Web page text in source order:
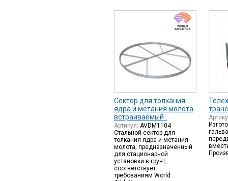
Сектор для толкания
ядра и метания молота
встраиваемый .
Артикул: AVDM1104
Стальной сектор для
толкания ядра и метания
молота, предназначенный
для стационарной
установки в грунт,
соответствует
требованиям World